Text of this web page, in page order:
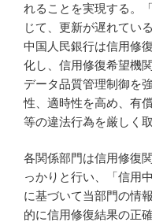
れることを実現する。
じて、更新が遅れてい
中国人民銀行は信用修
化し、信用修復希望機
データ品質管理制御を
性、適時性を高め、有
等の違法行為を厳しく
各関係部門は信用修復
っかりと行い、「信用
に基づいて当部門の情
的に信用修復結果の正